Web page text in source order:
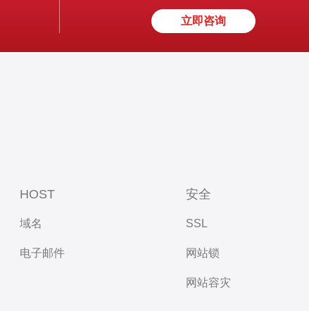
立即咨询
HOST
域名
电子邮件
安全
SSL
网站锁
网站容灾